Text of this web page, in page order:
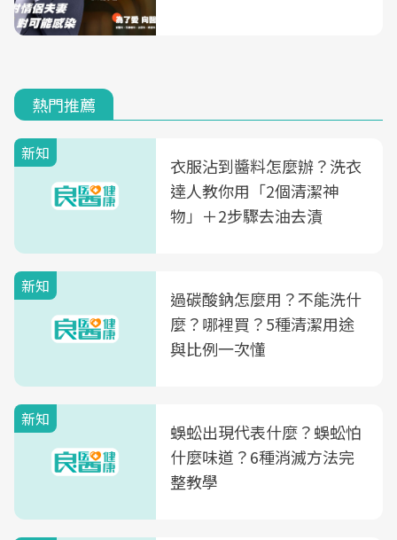
熱門推薦
新知
衣服沾到醬料怎麼辦？洗衣
達人教你用「2個清潔神
物」＋2步驟去油去漬
新知
過碳酸鈉怎麼用？不能洗什
麼？哪裡買？5種清潔用途
與比例一次懂
新知
蜈蚣出現代表什麼？蜈蚣怕
什麼味道？6種消滅方法完
整教學